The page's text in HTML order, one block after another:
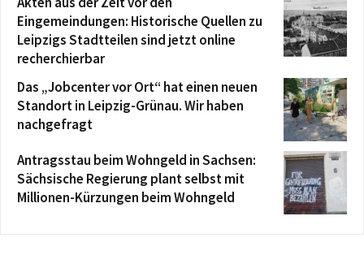
Eingemeindungen: Historische Quellen zu
Leipzigs Stadtteilen sind jetzt online
recherchierbar
Das „Jobcenter vor Ort“ hat einen neuen
Standort in Leipzig-Grünau. Wir haben
nachgefragt
Antragsstau beim Wohngeld in Sachsen:
Sächsische Regierung plant selbst mit
Millionen-Kürzungen beim Wohngeld